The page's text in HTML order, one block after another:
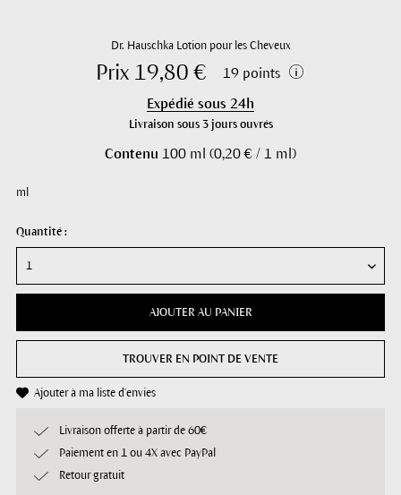
Dr. Hauschka Lotion pour les Cheveux
Prix 19,80 € 19 points
Expédié sous 24h
Livraison sous 3 jours ouvrés
Contenu 100 ml (0,20 € / 1 ml)
ml
Quantité :
AJOUTER AU PANIER
TROUVER EN POINT DE VENTE
Ajouter à ma liste d'envies
Livraison offerte à partir de 60€
Paiement en 1 ou 4X avec PayPal
Retour gratuit